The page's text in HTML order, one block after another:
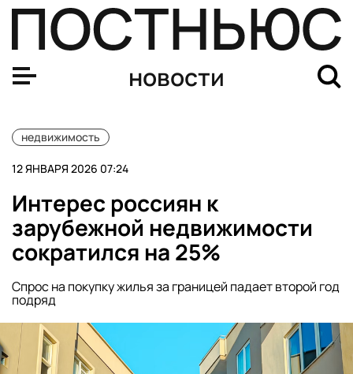
новости
недвижимость
12 ЯНВАРЯ 2026 07:24
Интерес россиян к
зарубежной недвижимости
сократился на 25%
Спрос на покупку жилья за границей падает второй год
подряд
Риелтор Радченко раскритиковала дифференциацию